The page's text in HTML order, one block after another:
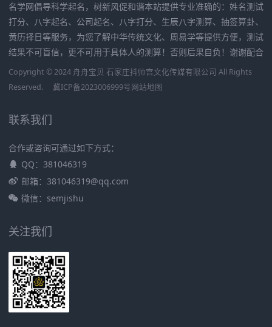
名学网倡导科学起名，树新风促和谐本站提供专业准确的：姓名测试
打分、八字起名、公司起名、八字打分、生辰八字测算、抽签算卦、
黄历择日等服务，为您了解中华传统文化、周易学等提供方便，测试
结果不可盲信，更不可用于具体人的测算！否则后果自负！谢谢配合
Copyright © 2024 舟舟宝贝 石家庄抖帅宫文化传媒有限公司 All Rights
Reserved.
冀ICP备2023006999号网站地图
联系我们
合作或咨询可通过如下方式：
QQ：381046319
邮箱：381046319@qq.com
微信：semjishu
关注我们